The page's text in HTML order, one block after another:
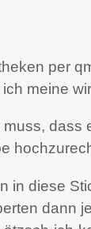
per
meine
in diese
dann